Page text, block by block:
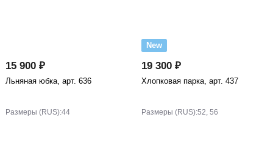
15 900 ₽
Льняная юбка, арт. 636
Размеры (RUS):44
New
19 300 ₽
Хлопковая парка, арт. 437
Размеры (RUS):52, 56